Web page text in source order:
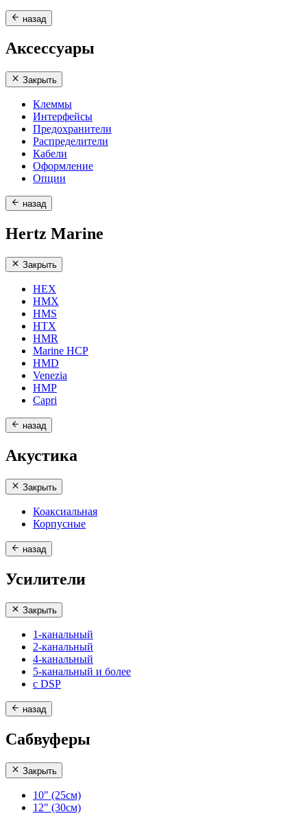
назад
Аксессуары
Закрыть
Клеммы
Интерфейсы
Предохранители
Распределители
Кабели
Оформление
Опции
назад
Hertz Marine
Закрыть
HEX
HMX
HMS
HTX
HMR
Marine HCP
HMD
Venezia
HMP
Capri
назад
Акустика
Закрыть
Коаксиальная
Корпусные
назад
Усилители
Закрыть
1-канальный
2-канальный
4-канальный
5-канальный и более
с DSP
назад
Сабвуферы
Закрыть
10" (25см)
12" (30см)